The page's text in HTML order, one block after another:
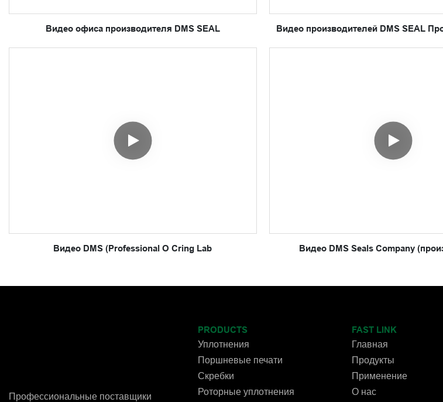
Видео офиса производителя DMS SEAL
Видео производителей DMS SEAL Производственная
Видео DMS (Professional O Cring Lab
Видео DMS Seals Company
Профессиональные поставщики
PRODUCTS
Уплотнения
Поршневые печати
Скребки
Роторные уплотнения
FAST LINK
Главная
Продукты
Применение
О нас